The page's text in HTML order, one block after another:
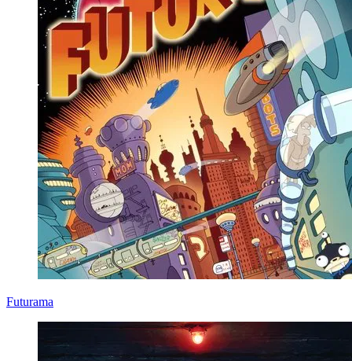
Futurama